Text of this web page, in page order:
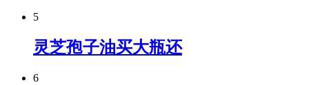
5
灵芝孢子油买大瓶还
6